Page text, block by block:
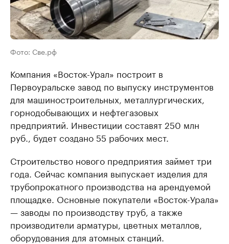
Фото: Све.рф
Компания «Восток-Урал» построит в
Первоуральске завод по выпуску инструментов
для машиностроительных, металлургических,
горнодобывающих и нефтегазовых
предприятий. Инвестиции составят 250 млн
руб., будет создано 55 рабочих мест.
Строительство нового предприятия займет три
года. Сейчас компания выпускает изделия для
трубопрокатного производства на арендуемой
площадке. Основные покупатели «Восток-Урала»
— заводы по производству труб, а также
производители арматуры, цветных металлов,
оборудования для атомных станций.